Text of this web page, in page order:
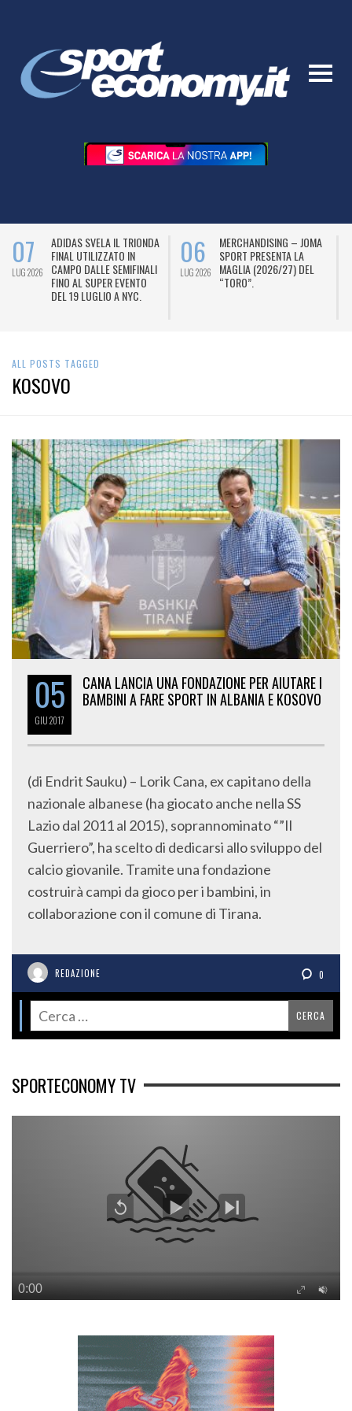
07
LUG 2026
ADIDAS SVELA IL TRIONDA
FINAL UTILIZZATO IN
CAMPO DALLE SEMIFINALI
FINO AL SUPER EVENTO
DEL 19 LUGLIO A NYC.
06
LUG 2026
MERCHANDISING – JOMA
SPORT PRESENTA LA
MAGLIA (2026/27) DEL
“TORO”.
ALL POSTS TAGGED
KOSOVO
05
GIU2017
CANA LANCIA UNA FONDAZIONE PER AIUTARE I
BAMBINI A FARE SPORT IN ALBANIA E KOSOVO
(di Endrit Sauku) – Lorik Cana, ex capitano della
nazionale albanese (ha giocato anche nella SS
Lazio dal 2011 al 2015), soprannominato “”Il
Guerriero”, ha scelto di dedicarsi allo sviluppo del
calcio giovanile. Tramite una fondazione
costruirà campi da gioco per i bambini, in
collaborazione con il comune di Tirana.
REDAZIONE 0
SPORTECONOMY TV